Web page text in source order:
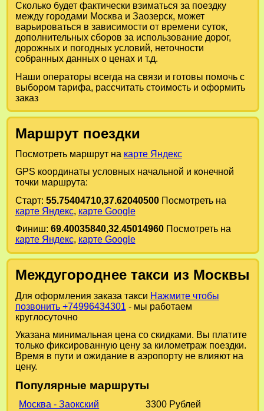
Сколько будет фактически взиматься за поездку
между городами Москваи Заозерск, может
варьироваться в зависимости от времени суток,
дополнительных сборов за использование дорог,
дорожных и погодных условий, неточности
собранных данных о ценах и т.д.
Наши операторы всегда на связи и готовы помочь с
выбором тарифа, рассчитать стоимость и оформить
заказ
Маршрут поездки
Посмотреть маршрут на карте Яндекс
GPS координаты условных начальной и конечной
точки маршрута:
Старт: 55.75404710,37.62040500Посмотреть на
карте Яндекс, карте Google
Финиш: 69.40035840,32.45014960Посмотреть на
карте Яндекс, карте Google
Междугороднее такси из Москвы
Для оформления заказа такси Нажмите чтобы
позвонить +74996434301 - мы работаем
круглосуточно
Указана минимальная цена со скидками. Вы платите
только фиксированную цену за километраж поездки.
Время в пути и ожидание в аэропорту не влияют на
цену.
Популярные маршруты
Москва - Заокский
3300 Рублей